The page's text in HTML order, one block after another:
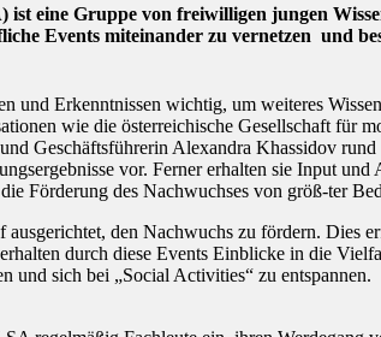
eine Gruppe von freiwilligen jungen
Events miteinander zu vernetzen und
und Erkenntnissen wichtig, um weiteres
wie die österreichische Gesellschaft
Geschäftsführerin Alexandra Khassidov
vor. Ferner erhalten sie Input
Förderung des Nachwuchses von größ-ter
den Nachwuchs zu fördern.
durch diese Events Einblicke in die
sich bei „Social Activities“ zu entspannen.